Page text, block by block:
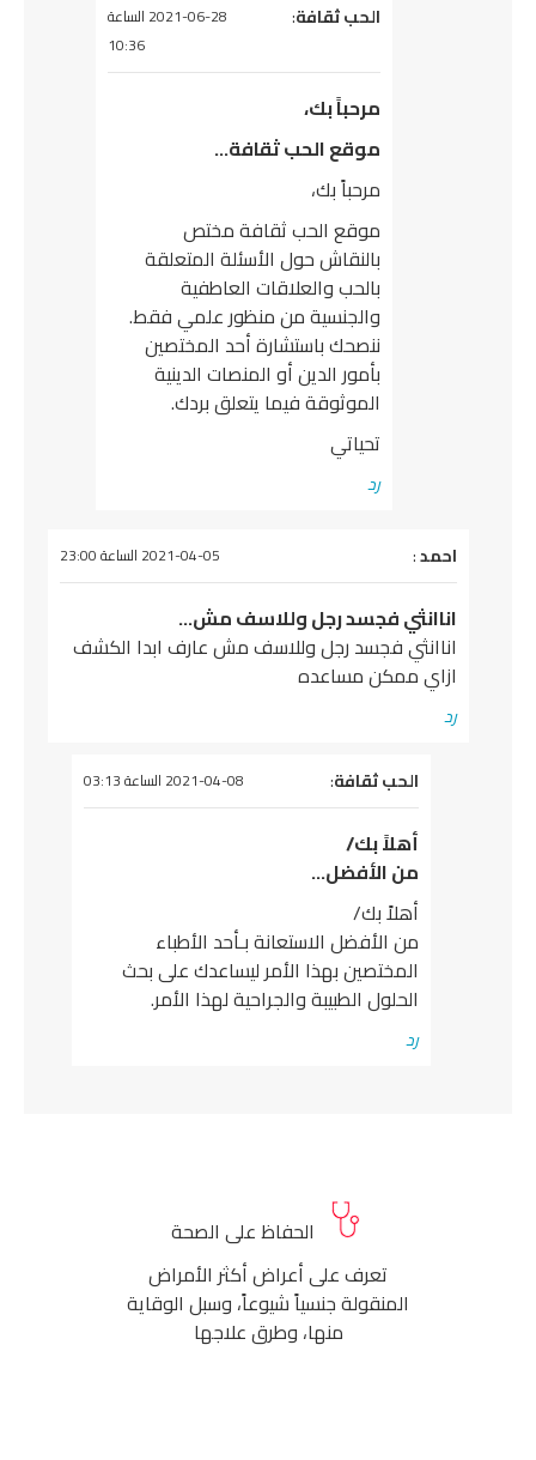
يقول
الحب ثقافة:
2021-06-28 الساعة
10:36
مرحباً بك،
موقع الحب ثقافة…
مرحباً بك،
موقع الحب ثقافة مختص
بالنقاش حول الأسئلة المتعلقة
بالحب والعلاقات العاطفية
والجنسية من منظور علمي فقط.
ننصحك باستشارة أحد المختصين
بأمور الدين أو المنصات الدينية
الموثوقة فيما يتعلق بردك.
تحياتي
رد
يقول
احمد: 2021-04-05 الساعة 23:00
اناانثي فجسد رجل وللاسف مش…
اناانثي فجسد رجل وللاسف مش عارف ابدا الكشف
ازاي ممكن مساعده
رد
يقول
الحب ثقافة: 2021-04-08 الساعة 03:13
أهلاً بك/
من الأفضل…
أهلاً بك/
من الأفضل الاستعانة بـأحد الأطباء
المختصين بهذا الأمر ليساعدك على بحث
الحلول الطبيبة والجراحية لهذا الأمر.
رد
الحفاظ على الصحة
تعرف على أعراض أكثر الأمراض
المنقولة جنسياً شيوعاً، وسبل الوقاية
منها، وطرق علاجها